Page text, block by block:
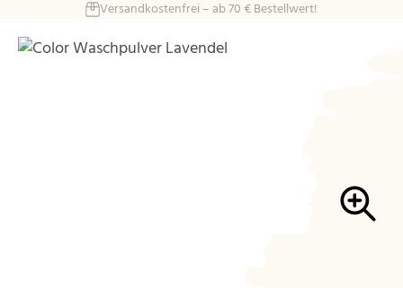
Zum Hauptinhalt springenVersandkostenfrei – ab 70 € Bestellwert!
Bildergalerie überspringen